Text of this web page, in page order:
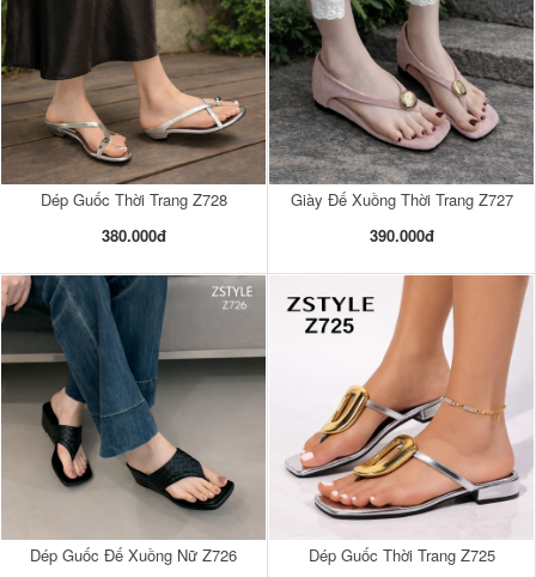
Dép Guốc Thời Trang Z728
380.000đ
Giày Đế Xuồng Thời Trang Z727
390.000đ
Dép Guốc Đế Xuồng Nữ Z726
Dép Guốc Thời Trang Z725